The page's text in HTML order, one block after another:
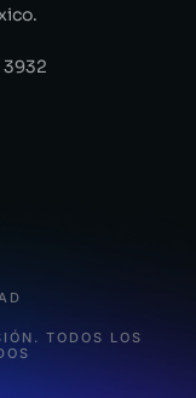
3932
TODOS LOS